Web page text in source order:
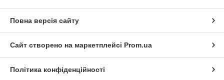
Повна версія сайту
Сайт створено на маркетплейсі Prom.ua
Політика конфіденційності